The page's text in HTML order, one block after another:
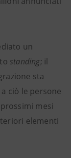
un
standing; il
sta
ciò le persone
mesi
elementi